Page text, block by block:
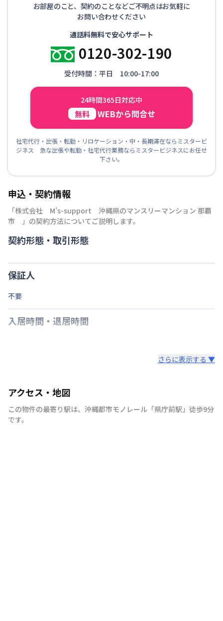
お部屋のこと、契約のことなどご不明点はお気軽に
お問い合わせください
通話料無料で安心サポート
0120-302-190
受付時間：平日 10:00-17:00
24時間365日対応中
無料 WEBから問合せ
社宅代行・出張・転勤・リロケーション・中・長期滞在ならミスタービ
ジネス 急な出張や転勤・社宅代行業務ならミスタービジネスにお任せ
下さい。
申込・契約情報
「株式会社 M’s-support 沖縄県のマンスリーマンション 那覇
市
」の契約方法についてご説明します。
契約形態・取引形態
保証人
不要
入居時間・退居時間
さらに表示する ▼
アクセス・地図
この物件の最寄り駅は、 沖縄都市モノレール 「県庁前駅 」 徒歩9分
です。